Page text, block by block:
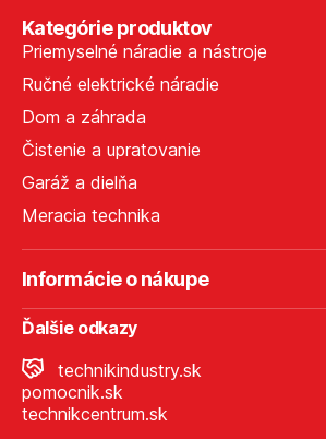
Kategórie produktov
Priemyselné náradie a nástroje
Ručné elektrické náradie
Dom a záhrada
Čistenie a upratovanie
Garáž a dielňa
Meracia technika
Informácie o nákupe
Ďalšie odkazy
technikindustry.sk
pomocnik.sk
technikcentrum.sk